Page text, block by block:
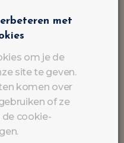
met
om je de
site te geven.
komen over
of ze
de cookie-